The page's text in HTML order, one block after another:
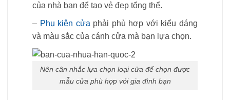
của nhà bạn để tạo vẻ đẹp tổng thể.
– Phụ kiện cửa phải phù hợp với kiểu dáng
và màu sắc của cánh cửa mà bạn lựa chọn.
Nên cân nhắc lựa chọn loại cửa để chọn được
mẫu cửa phù hợp với gia đình bạn